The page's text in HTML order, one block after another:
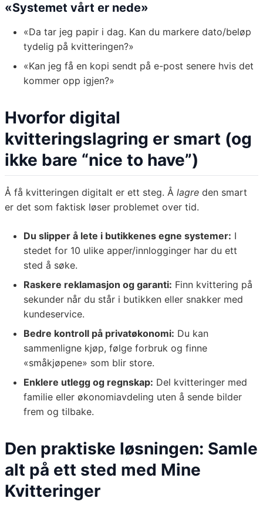
«Systemet vårt er nede»
«Da tar jeg papir i dag. Kan du markere dato/beløp
tydelig på kvitteringen?»
«Kan jeg få en kopi sendt på e-post senere hvis det
kommer opp igjen?»
Hvorfor digital
kvitteringslagring er smart (og
ikke bare “nice to have”)
Å få kvitteringen digitalt er ett steg. Å lagre den smart
er det som faktisk løser problemet over tid.
Du slipper å lete i butikkenes egne systemer: I
stedet for 10 ulike apper/innlogginger har du ett
sted å søke.
Raskere reklamasjon og garanti: Finn kvittering på
sekunder når du står i butikken eller snakker med
kundeservice.
Bedre kontroll på privatøkonomi: Du kan
sammenligne kjøp, følge forbruk og finne
«småkjøpene» som blir store.
Enklere utlegg og regnskap: Del kvitteringer med
familie eller økonomiavdeling uten å sende bilder
frem og tilbake.
Den praktiske løsningen: Samle
alt på ett sted med Mine
Kvitteringer